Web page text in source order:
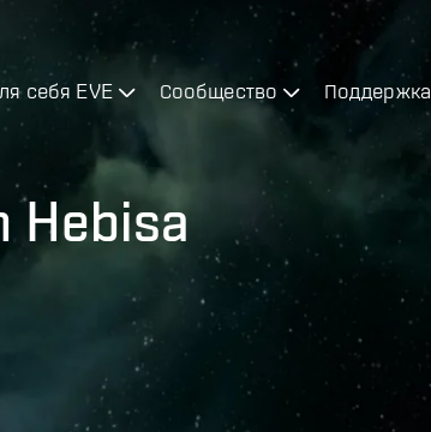
себя EVE Сообщество Поддержка
Hebisa